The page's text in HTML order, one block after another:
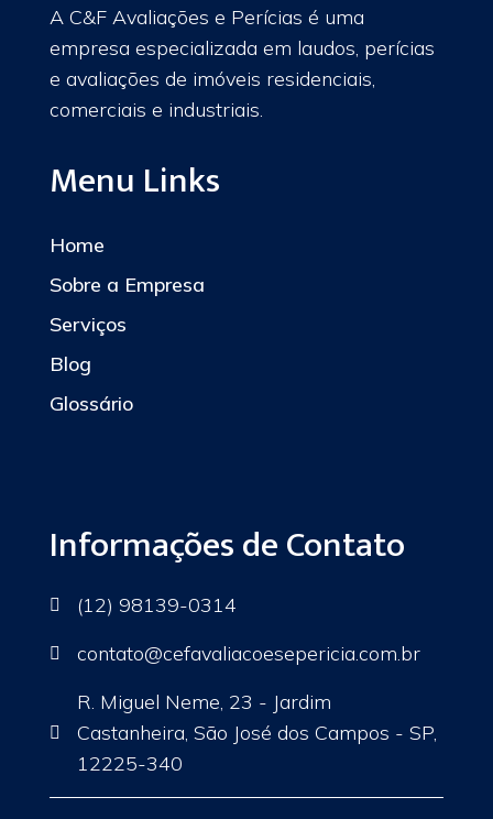
A C&F Avaliações e Perícias é uma
empresa especializada em laudos, perícias
e avaliações de imóveis residenciais,
comerciais e industriais.
Menu Links
Home
Sobre a Empresa
Serviços
Blog
Glossário
Informações de Contato
 (12) 98139-0314
 contato@cefavaliacoesepericia.com.br

R. Miguel Neme, 23 - Jardim
Castanheira, São José dos Campos - SP,
12225-340